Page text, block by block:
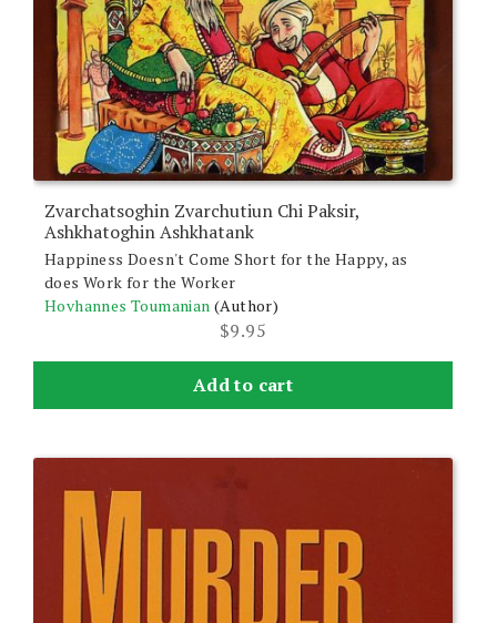
Zvarchatsoghin Zvarchutiun Chi Paksir,
Ashkhatoghin Ashkhatank
Happiness Doesn't Come Short for the Happy, as
does Work for the Worker
Hovhannes Toumanian (Author)
$9.95
Add to cart